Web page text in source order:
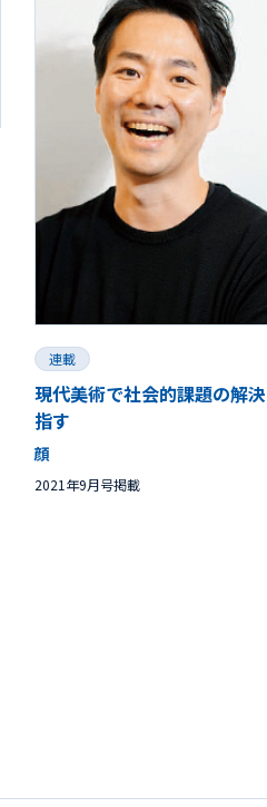
連載
現代美術で社会的課題の解
指す
顔
2021年9月号掲載